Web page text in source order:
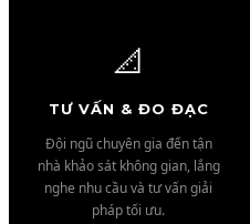
📐
TƯ VẤN & ĐO ĐẠC
Đội ngũ chuyên gia đến tận
nhà khảo sát không gian, lắng
nghe nhu cầu và tư vấn giải
pháp tối ưu.